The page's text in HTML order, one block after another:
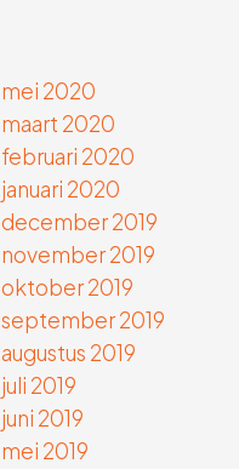
mei 2020
maart 2020
februari 2020
januari 2020
december 2019
november 2019
oktober 2019
september 2019
augustus 2019
juli 2019
juni 2019
mei 2019